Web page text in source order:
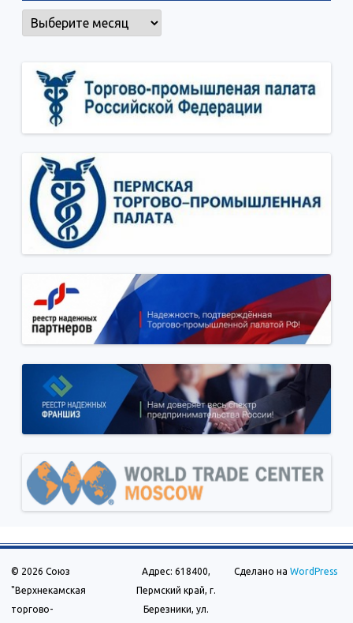
Архивы
© 2026 Союз
"Верхнекамская
торгово-
Адрес: 618400,
Пермский край, г.
Березники, ул.
Сделано на WordPress